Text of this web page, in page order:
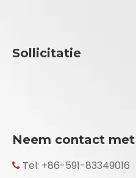
Sollicitatie
Neem contact
 Tel: +86-591-83349016